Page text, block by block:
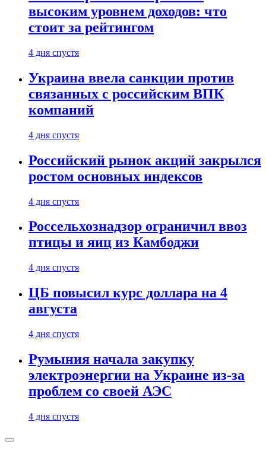
высоким уровнем доходов: что
стоит за рейтингом
4 дня спустя
Украина ввела санкции против
связанных с российским ВПК
компаний
4 дня спустя
Российский рынок акций закрылся
ростом основных индексов
4 дня спустя
Россельхознадзор ограничил ввоз
птицы и яиц из Камбоджи
4 дня спустя
ЦБ повысил курс доллара на 4
августа
4 дня спустя
Румыния начала закупку
электроэнергии на Украине из-за
проблем со своей АЭС
4 дня спустя